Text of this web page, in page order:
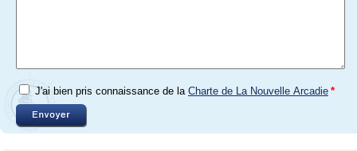
J'ai bien pris connaissance de la Charte de La Nouvelle Arcadie *